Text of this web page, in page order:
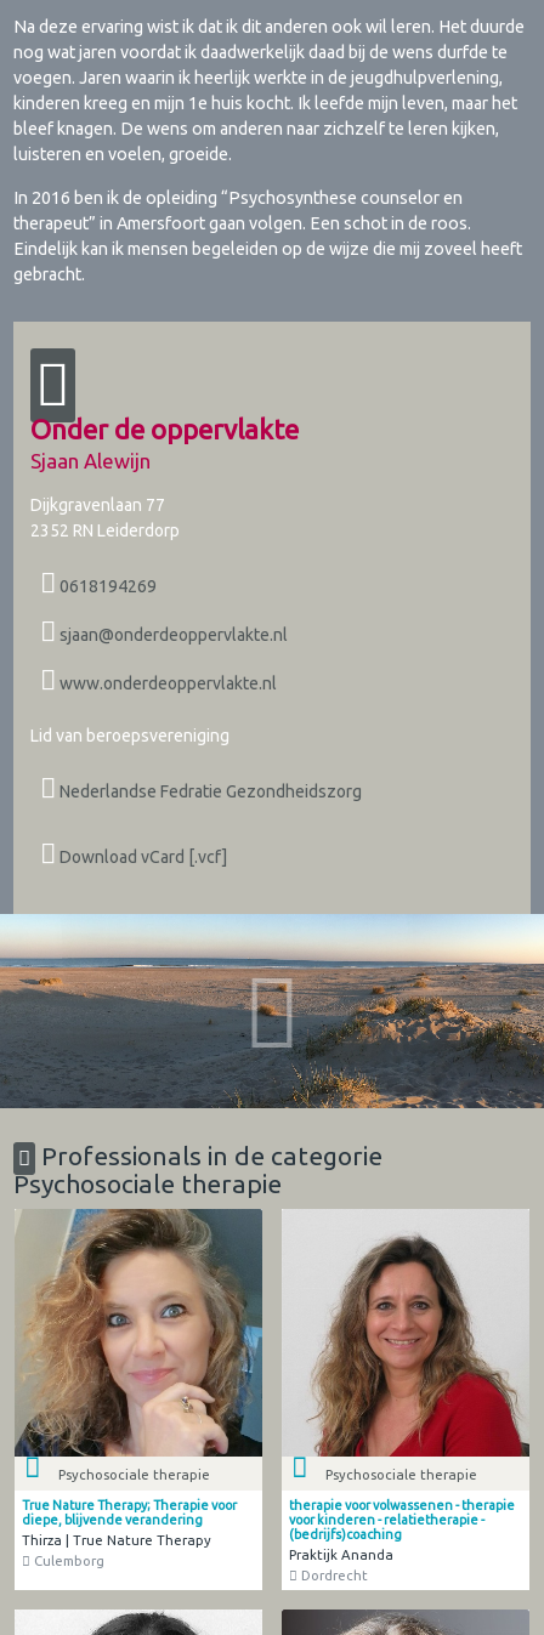
Na deze ervaring wist ik dat ik dit anderen ook wil leren. Het duurde
nog wat jaren voordat ik daadwerkelijk daad bij de wens durfde te
voegen. Jaren waarin ik heerlijk werkte in de jeugdhulpverlening,
kinderen kreeg en mijn 1e huis kocht. Ik leefde mijn leven, maar het
bleef knagen. De wens om anderen naar zichzelf te leren kijken,
luisteren en voelen, groeide.
In 2016 ben ik de opleiding “Psychosynthese counselor en
therapeut” in Amersfoort gaan volgen. Een schot in de roos.
Eindelijk kan ik mensen begeleiden op de wijze die mij zoveel heeft
gebracht.
Onder de oppervlakte
Sjaan Alewijn
Dijkgravenlaan 77
2352 RN Leiderdorp
0618194269
sjaan@onderdeoppervlakte.nl
www.onderdeoppervlakte.nl
Lid van beroepsvereniging
Nederlandse Fedratie Gezondheidszorg
Download vCard [.vcf]
Professionals in de categorie
Psychosociale therapie
Psychosociale therapie
True Nature Therapy; Therapie voor
diepe, blijvende verandering
Thirza | True Nature Therapy
Culemborg
Psychosociale therapie
therapie voor volwassenen - therapie
voor kinderen - relatietherapie -
(bedrijfs)coaching
Praktijk Ananda
Dordrecht